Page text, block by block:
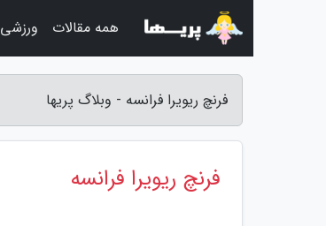
فرنچ ریویرا فرانسه - وبلاگ پریها
فرنچ ریویرا فرانسه
همه مقالات ورزشی